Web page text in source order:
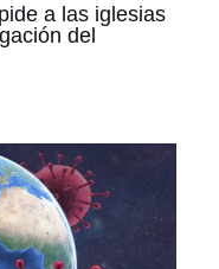
a las iglesias
del